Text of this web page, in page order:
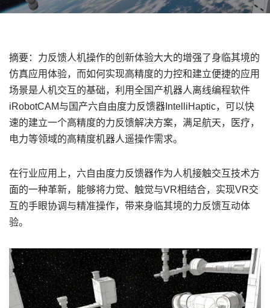
摘要：力反馈人机操作的创新体验大大的增强了身临其境的
仿真应用体验，而如何实现高精度的力控和建立便捷的应用
场景是人机交互的基础，利用全国产机器人离线编程软件
iRobotCAM与国产六自由度力反馈器IntelliHaptic，可以快
速的建立一个高精度的力反馈解决方案，满足航天，医疗，
电力等领域的高精度机器人遥操作需求。
在行业应用上，六自由度力反馈器作为人机接触交互技术方
面的一种革新，能够将力觉、触觉与VR相结合，实现VR交
互的手眼协调与精准操作，带来身临其境的力反馈互动体
验。